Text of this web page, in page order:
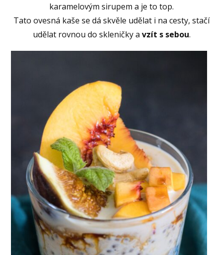
karamelovým sirupem a je to top.
Tato ovesná kaše se dá skvěle udělat i na cesty, stačí
udělat rovnou do skleničky a vzít s sebou.